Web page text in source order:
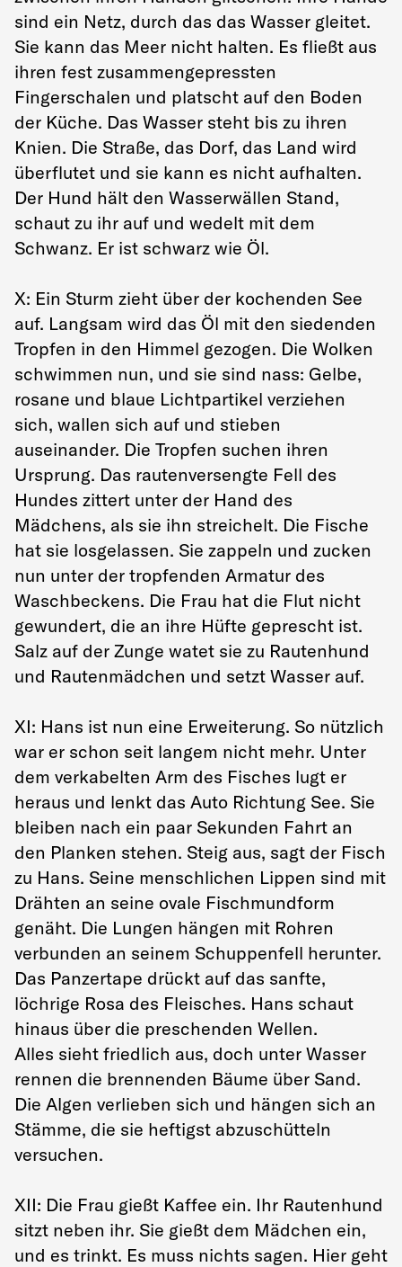
sind ein Netz, durch das das Wasser gleitet.
Sie kann das Meer nicht halten. Es fließt aus
ihren fest zusammengepressten
Fingerschalen und platscht auf den Boden
der Küche. Das Wasser steht bis zu ihren
Knien. Die Straße, das Dorf, das Land wird
überflutet und sie kann es nicht aufhalten.
Der Hund hält den Wasserwällen Stand,
schaut zu ihr auf und wedelt mit dem
Schwanz. Er ist schwarz wie Öl.
X: Ein Sturm zieht über der kochenden See
auf. Langsam wird das Öl mit den siedenden
Tropfen in den Himmel gezogen. Die Wolken
schwimmen nun, und sie sind nass: Gelbe,
rosane und blaue Lichtpartikel verziehen
sich, wallen sich auf und stieben
auseinander. Die Tropfen suchen ihren
Ursprung. Das rautenversengte Fell des
Hundes zittert unter der Hand des
Mädchens, als sie ihn streichelt. Die Fische
hat sie losgelassen. Sie zappeln und zucken
nun unter der tropfenden Armatur des
Waschbeckens. Die Frau hat die Flut nicht
gewundert, die an ihre Hüfte geprescht ist.
Salz auf der Zunge watet sie zu Rautenhund
und Rautenmädchen und setzt Wasser auf.
XI: Hans ist nun eine Erweiterung. So nützlich
war er schon seit langem nicht mehr. Unter
dem verkabelten Arm des Fisches lugt er
heraus und lenkt das Auto Richtung See. Sie
bleiben nach ein paar Sekunden Fahrt an
den Planken stehen. Steig aus, sagt der Fisch
zu Hans. Seine menschlichen Lippen sind mit
Drähten an seine ovale Fischmundform
genäht. Die Lungen hängen mit Rohren
verbunden an seinem Schuppenfell herunter.
Das Panzertape drückt auf das sanfte,
löchrige Rosa des Fleisches. Hans schaut
hinaus über die preschenden Wellen.
Alles sieht friedlich aus, doch unter Wasser
rennen die brennenden Bäume über Sand.
Die Algen verlieben sich und hängen sich an
Stämme, die sie heftigst abzuschütteln
versuchen.
XII: Die Frau gießt Kaffee ein. Ihr Rautenhund
sitzt neben ihr. Sie gießt dem Mädchen ein,
und es trinkt. Es muss nichts sagen. Hier geht